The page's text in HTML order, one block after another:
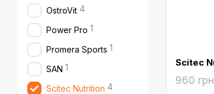
960 грн
OstroVit 4
Power Pro 1
Promera Sports 1
SAN 1
Scitec Nutrition 4